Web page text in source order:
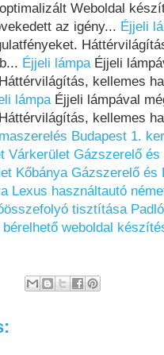
Weboldal
az igény... Éjjeli
Éjjeli lámpaÉjjeli
kellemes
lámpaÉjjeli lámpával
kellemes
Budapest 1.
Várkerület Gázszerelő
Kőbánya Gázszerelő és
Lexus használtautó
tisztítása
weboldal